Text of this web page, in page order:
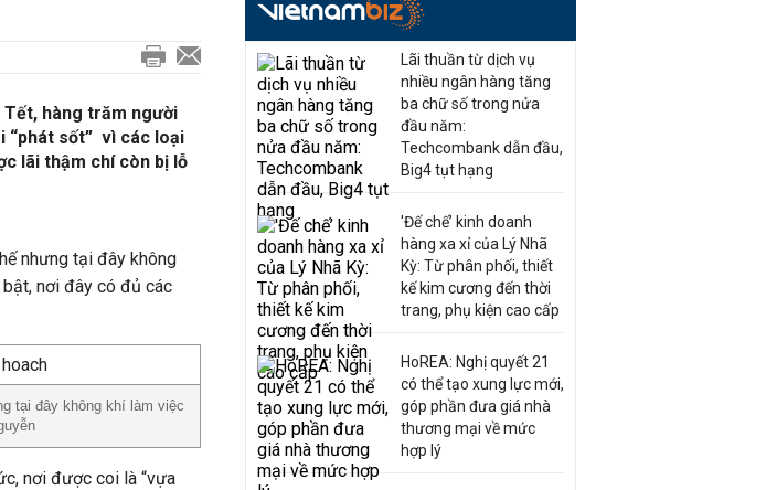
hàng trăm người
“phát sốt” vì các loại
lãi thậm chí còn bị lỗ
nhưng tại đây không
nơi đây có đủ các
tại đây không khí làm việc
nơi được coi là “vựa
Lãi thuần từ dịch vụ
nhiều ngân hàng tăng
ba chữ số trong nửa
đầu năm:
Techcombank dẫn đầu,
Big4 tụt hạng
'Đế chế’ kinh doanh
hàng xa xỉ của Lý Nhã
Kỳ: Từ phân phối, thiết
kế kim cương đến thời
trang, phụ kiện cao cấp
HoREA: Nghị quyết 21
có thể tạo xung lực mới,
góp phần đưa giá nhà
thương mại về mức
hợp lý